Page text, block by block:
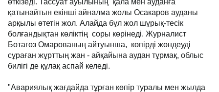
өткізеді. Тассуат ауылының қала мен ауданға
қатынайтын екінші айналма жолы Осакаров ауданы
арқылы өтетін жол. Алайда бұл жол шұрық-тесік
болғандықтан көліктің соры көрінеді. Журналист
Ботагөз Омарованың айтуынша, көпірді жөндеуді
сұраған жұрттың жан - айқайына аудан тұрмақ, облыс
билігі де құлақ аспай келеді.
"Авариялық жағдайда тұрған көпір туралы мен жылда